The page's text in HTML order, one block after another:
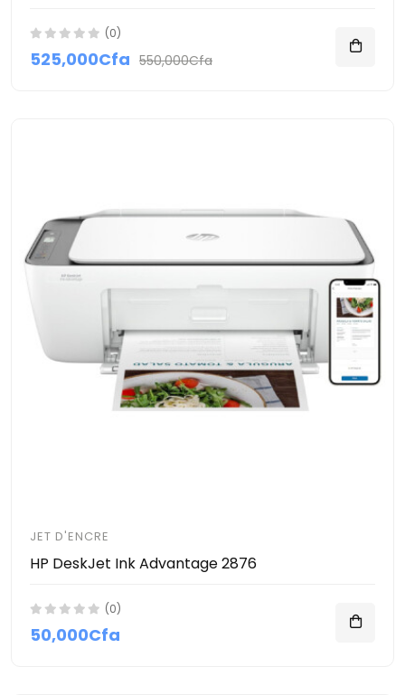
(0)
525,000Cfa 550,000Cfa
JET D'ENCRE
HP DeskJet Ink Advantage 2876
(0)
50,000Cfa